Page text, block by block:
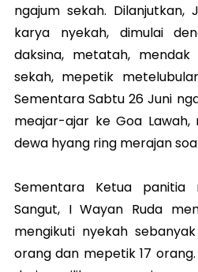
ngajum sekah.
karya nyekah, dimulai
daksina, metatah,
sekah, mepetik
Sementara Sabtu 26 Juni
meajar-ajar ke Goa Lawah,
dewa hyang ring merajan
Sementara Ketua
Sangut, I Wayan Ruda
mengikuti nyekah
orang dan mepetik 17